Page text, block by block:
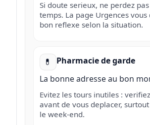
Si doute serieux, ne perdez
temps. La page Urgences vous
bon reflexe selon la situation.
💊
Pharmacie de garde
La bonne adresse au bon
Evitez les tours inutiles :
avant de vous deplacer,
le week-end.